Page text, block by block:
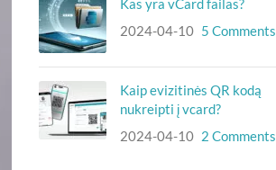
Kas yra vCard failas?
2024-04-10 5 Comments
Kaip evizitinės QR kodą
nukreipti į vcard?
2024-04-10 2 Comments